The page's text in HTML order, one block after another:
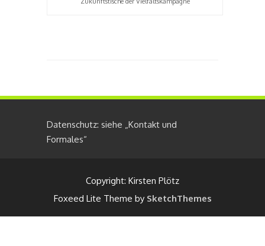
Datenschutz: siehe „Kontakt und
Formales“
Copyright: Kirsten Plötz
Foxeed Lite Theme by SketchThemes